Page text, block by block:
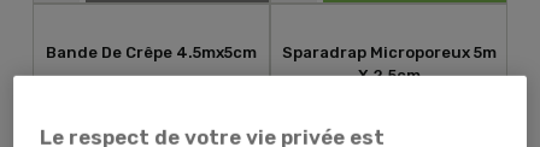
Bande De Crêpe 4.5mx5cm
Sparadrap Microporeux 5m
X 2.5cm
Le respect de votre vie privée est